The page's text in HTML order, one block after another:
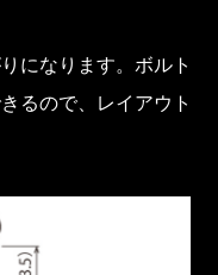
になります。ボルト
るので、レイアウト